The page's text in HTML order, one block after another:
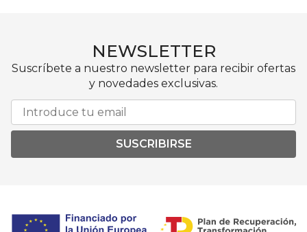
NEWSLETTER
Suscríbete a nuestro newsletter para recibir ofertas
y novedades exclusivas.
SUSCRIBIRSE